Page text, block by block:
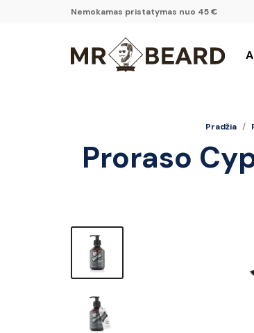
Nemokamas pristatymas nuo 45 €
Pradžia /
Proraso